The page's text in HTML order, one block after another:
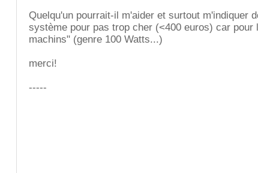
Quelqu'un pourrait-il m'aider et surtout m'indiquer
système pour pas trop cher (<400 euros) car
machins" (genre 100 Watts...)
merci!
-----